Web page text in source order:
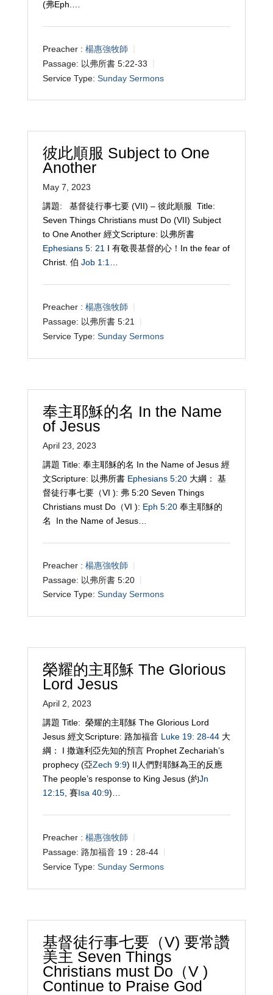
(弗Eph.…
Preacher : 楊惠強牧師
Passage: 以弗所書 5:22-33
Service Type: Sunday Sermons
彼此順服 Subject to One
Another
May 7, 2023
講題: 基督徒行事七要 (VII) – 彼此順服 Title:
Seven Things Christians must Do (VII) Subject
to One Another 經文Scripture: 以弗所書
Ephesians 5: 21I 有敬畏基督的心！In the fear of
Christ. 伯 Job 1:1…
Preacher : 楊惠強牧師
Passage: 以弗所書 5:21
Service Type: Sunday Sermons
奉主耶穌的名 In the Name
of Jesus
April 23, 2023
講題 Title: 奉主耶穌的名 In the Name of Jesus 經
文Scripture: 以弗所書 Ephesians 5:20大綱： 基
督徒行事七要（VI ): 弗 5:20 Seven Things
Christians must Do（VI ): Eph 5:20奉主耶穌的
名 In the Name of Jesus…
Preacher : 楊惠強牧師
Passage: 以弗所書 5:20
Service Type: Sunday Sermons
榮耀的主耶穌 The Glorious
Lord Jesus
April 2, 2023
講題 Title: 榮耀的主耶穌 The Glorious Lord
Jesus 經文Scripture: 路加福音 Luke 19: 28-44大
綱： I 撒迦利亞先知的預言 Prophet Zechariah’s
prophecy (亞Zech 9:9) II人們對耶穌為王的反應
The people’s response to King Jesus (約Jn
12:15, 賽Isa 40:9)…
Preacher : 楊惠強牧師
Passage: 路加福音 19：28-44
Service Type: Sunday Sermons
基督徒行事七要（V) 要常讚
美主 Seven Things
Christians must Do（V )
Continue to Praise God